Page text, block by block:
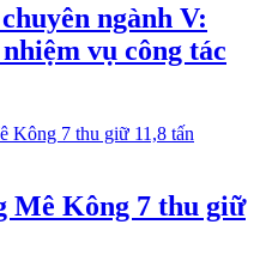
ngành V:
vụ công tác
Mê Kông 7 thu giữ